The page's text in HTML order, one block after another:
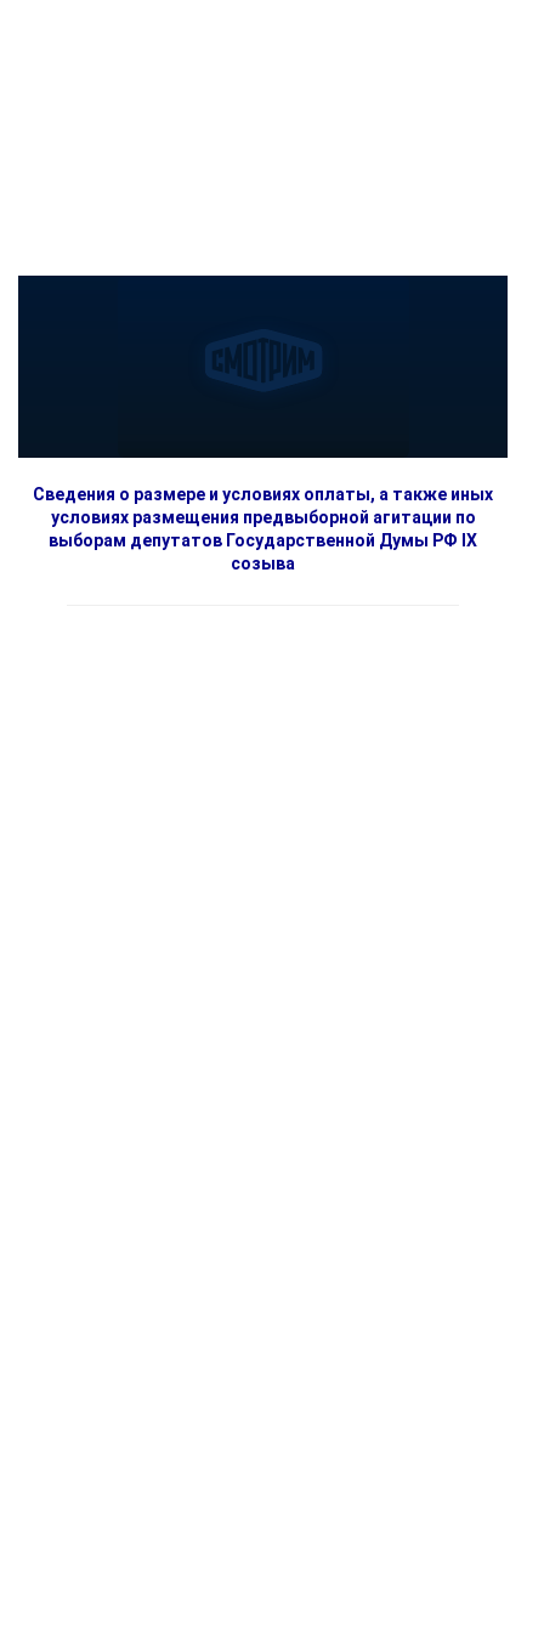
Сведения о размере и условиях оплаты, а также иных
условиях размещения предвыборной агитации по
выборам депутатов Государственной Думы РФ IX
созыва